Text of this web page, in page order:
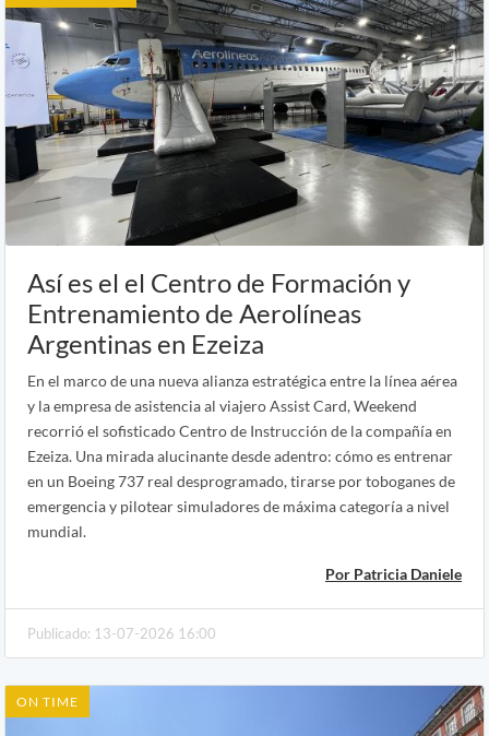
Así es el el Centro de Formación y
Entrenamiento de Aerolíneas
Argentinas en Ezeiza
En el marco de una nueva alianza estratégica entre la línea aérea
y la empresa de asistencia al viajero Assist Card, Weekend
recorrió el sofisticado Centro de Instrucción de la compañía en
Ezeiza. Una mirada alucinante desde adentro: cómo es entrenar
en un Boeing 737 real desprogramado, tirarse por toboganes de
emergencia y pilotear simuladores de máxima categoría a nivel
mundial.
Por Patricia Daniele
Publicado: 13-07-2026 16:00
ON TIME